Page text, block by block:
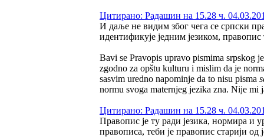
Цитирано: Радашин на 15.28 ч.
И даље не видим због чега се српски
идентификује једним језиком,
Bavi se Pravopis upravo pismima srpskog
zgodno za opštu kulturu i mislim da je
sasvim uredno napominje da to nisu pisma
normu svoga maternjeg jezika zna. Nije
Цитирано: Радашин на 15.28 ч.
Правопис је ту ради језика, нормира и
правописа, теби је правопис старији од